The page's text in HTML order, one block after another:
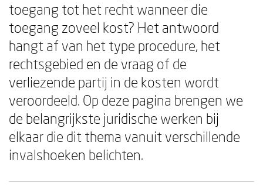
toegang tot het recht wanneer die
toegang zoveel kost? Het antwoord
hangt af van het type procedure, het
rechtsgebied en de vraag of de
verliezende partij in de kosten wordt
veroordeeld. Op deze pagina brengen we
de belangrijkste juridische werken bij
elkaar die dit thema vanuit verschillende
invalshoeken belichten.